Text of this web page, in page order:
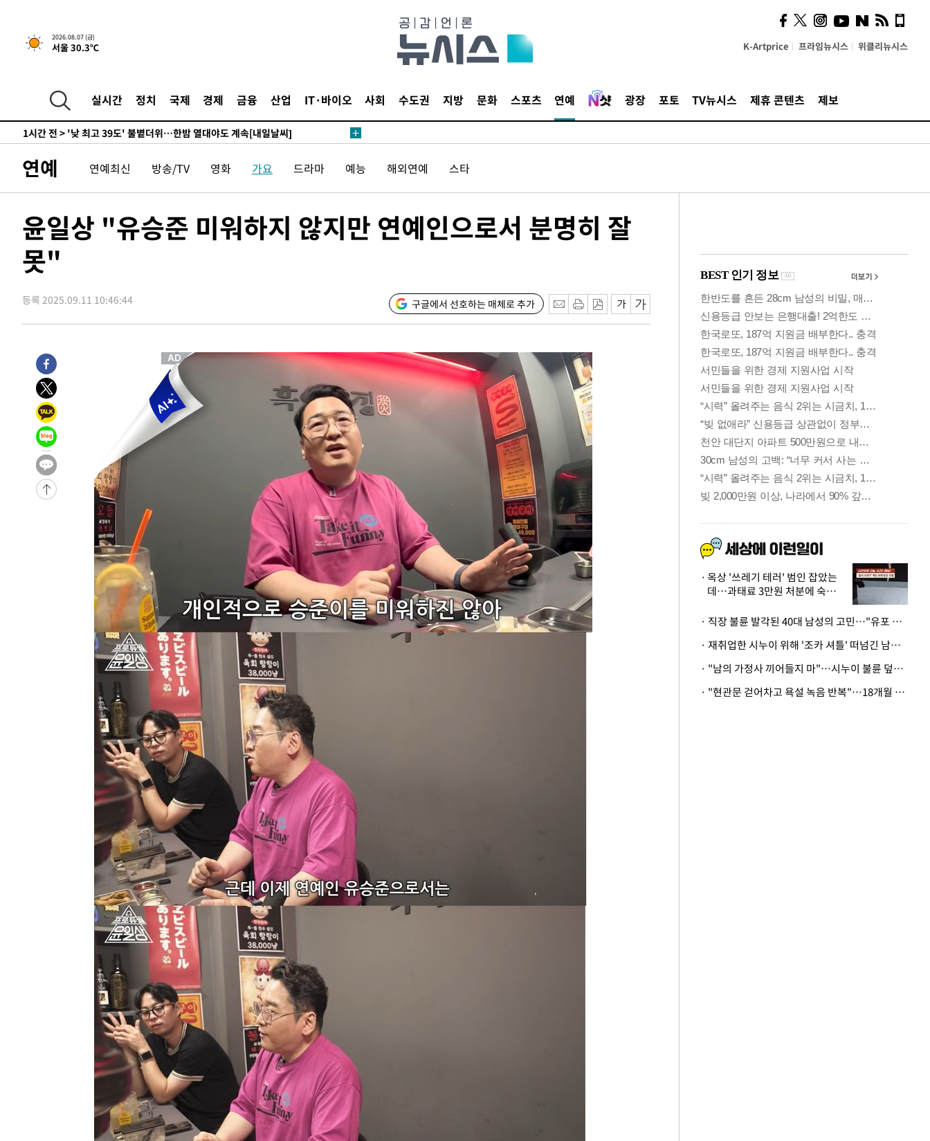
2026.08.07 (금)
서울 30.3℃ K-Artprice 프라임뉴시스 위클리뉴시스
실시간 정치 국제 경제 금융 산업 IT·바이오 사회 수도권 지방 문화 스포츠 연예 광장 포토 TV뉴시스 제휴 콘텐츠 제보
44분 전 >[속보]합참 "北 발사체는 단거리탄도미사일…감시·경계태세 강화"
48분 전 >日방위성, 北이 동해로 쏜 발사체는 탄도미사일 가능성
1시간 전 >[속보]합참 "북, 동해상으로 미상 발사체 발사"
'낮 최고 39도' 불볕더위…한밤 열대야도 계속[내일날씨]
1시간 전 > [속보]7~9일 프로야구 3연전도 폭염 취소…11일 재개
1시간 전 >
'월드컵 탈락 후폭풍' 축구협회…초유의 압수수색에 '충격·당황'
1시간 전 >서울 낮 37.9도, 올여름 최고치 경신…영등포 순간 '40도'
2시간 전 >[속보]코스닥, 800p 회복…0.26% 오른 801.67 마감
2시간 전 >
3시간 전 >
4시간 전 >손흥민, 5경기 연속골 실패…LAFC는 승부차기 끝 과달라하라 격파
6시간 전 >내일까지 39도 '펄펄'…기상청 "태풍 지나며 폭염 잠시 꺾인다"
-14305초 전 >
[속보] 뉴욕증시, 혼조 출발…나스닥 0.3%↓, 다우 0.14%↑
-13098초 전 >
축구협회, 15년 전 심판 성 접대 파문에 "현재는 내부 지침 준수"
-11783초 전 >
경찰, '홍명보는 2순위' 결론냈던 스포츠윤리센터도 압수수색
43분 전 >
[속보]합참 "北 발사체는 단거리탄도미사일…감시·경계태세 강화"
47분 전 >
日방위성, 北이 동해로 쏜 발사체는 탄도미사일 가능성
1시간 전 >
[속보] SKT, 에이닷 서비스 장애 발생…"원인 파악 중"
1시간 전 >
[속보]합참 "북, 동해상으로 미상 발사체 발사"
1시간 전 >
'낮 최고 39도' 불볕더위…한밤 열대야도 계속[내일날씨]
[속보]7~9일 프로야구 3연전도 폭염 취소…11일 재개
"韓 외환시장 개입 관측 배경엔 美의 대한국 무역적자 있어"
'월드컵 탈락 후폭풍' 축구협회…초유의 압수수색에 '충격·당황'
서울 낮 37.9도, 올여름 최고치 경신…영등포 순간 '40도'
[속보]종합특검, 대검 추가 압수수색…내란 중요임무종사 혐의
[속보]코스닥, 800p 회복…0.26% 오른 801.67 마감
[속보]코스피, 301.88포인트(4.58%) 내린 6296.38 마감
[속보]원·달러 환율, 0.7원 내린 1423.8원 마감
"여기 떨어졌다"…다누리, 스페이스X 로켓 달 충돌 흔적 포착
손흥민, 5경기 연속골 실패…LAFC는 승부차기 끝 과달라하라 격파
내일까지 39도 '펄펄'…기상청 "태풍 지나며 폭염 잠시 꺾인다"
연예 연예최신 방송/TV 영화 가요 드라마 예능 해외연예 스타
윤일상 "유승준 미워하지 않지만 연예인으로서 분명히 잘
못"
등록 2025.09.11 10:46:44 구글에서 선호하는 매체로 추가
의견, 국토부·LH에 충실히
전달할 것"
옥상 '쓰레기 테러' 범인 잡았는
데…과태료 3만원 처분에 숙박업
· 직장 불륜 발각된 40대 남성의 고민…"유포 동료 명예훼손·협박죄 고소 가능할까"
· 재취업한 시누이 위해 '조카 셔틀' 떠넘긴 남편…아내 "난 못한다"
· "남의 가정사 끼어들지 마"…시누이 불륜 덮으려는 남편에 억울한 아내
· "현관문 걷어차고 욕설 녹음 반복"…18개월 아기 키우는 집 뒤흔든 '앞집의 비극'